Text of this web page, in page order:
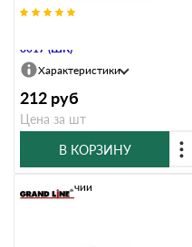
8017 (ШК)
Характеристики
212 руб
Цена за шт
В КОРЗИНУ
В наличии